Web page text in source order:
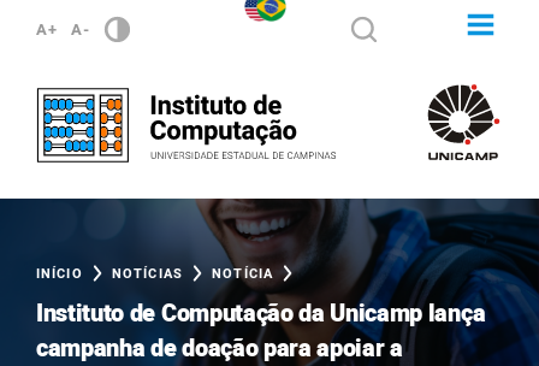
A+ A-
INÍCIO NOTÍCIAS NOTÍCIA
Instituto de Computação da Unicamp lança
campanha de doação para apoiar a